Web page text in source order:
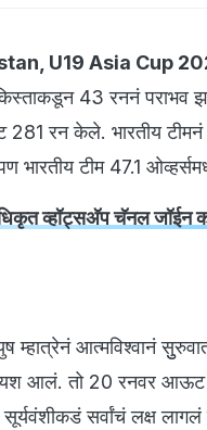
U19 Asia Cup
43 रननं पराभव
रन केले. भारतीय टीमनं
भारतीय टीम 47.1
व्हॉट्सअ‍ॅप चॅनल जॉईन
म्हात्रेनं आत्मविश्वानं
आलं. तो 20 रनवर
सर्वांचं लक्ष लागलं